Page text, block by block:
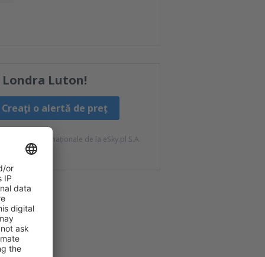
Londra Luton!
Creați o alertă de preț
informaționale de la eSky.pl S.A.